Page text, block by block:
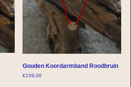
Gouden Koordarmband Roodbruin
€159,00